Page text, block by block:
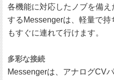
各機能に対応したノブを備
するMessengerは、軽量で
もすぐに連れて行けます。
多彩な接続
Messengerは、アナログCV